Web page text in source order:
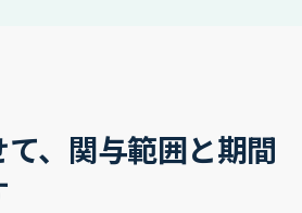
、関与範囲と期間